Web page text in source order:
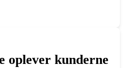
oplever kunderne